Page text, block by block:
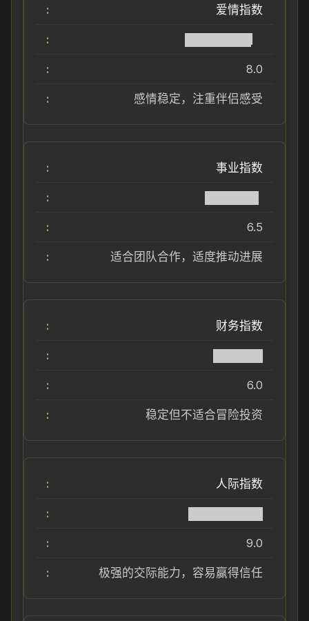
爱情指数
8.0
感情稳定，注重伴侣感受
事业指数
6.5
适合团队合作，适度推动进展
财务指数
6.0
稳定但不适合冒险投资
人际指数
9.0
极强的交际能力，容易赢得信任